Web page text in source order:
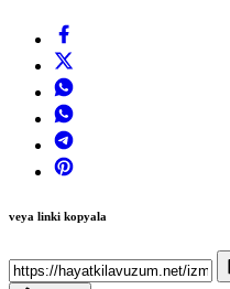
veya linki kopyala